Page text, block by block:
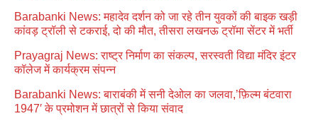
Barabanki News: महादेव दर्शन को जा रहे तीन युवकों की बाइक खड़ी
कांवड़ ट्रॉली से टकराई, दो की मौत, तीसरा लखनऊ ट्रॉमा सेंटर में भर्ती
Prayagraj News: राष्ट्र निर्माण का संकल्प, सरस्वती विद्या मंदिर इंटर
कॉलेज में कार्यक्रम संपन्न
Barabanki News: बाराबंकी में सनी देओल का जलवा,’फ़िल्म बंटवारा
1947′ के प्रमोशन में छात्रों से किया संवाद